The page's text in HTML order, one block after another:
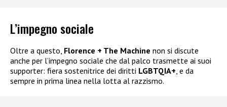
L’impegno sociale
Oltre a questo, Florence + The Machine non si discute
anche per l’impegno sociale che dal palco trasmette ai suoi
supporter: fiera sostenitrice dei diritti LGBTQIA+, e da
sempre in prima linea nella lotta al razzismo.